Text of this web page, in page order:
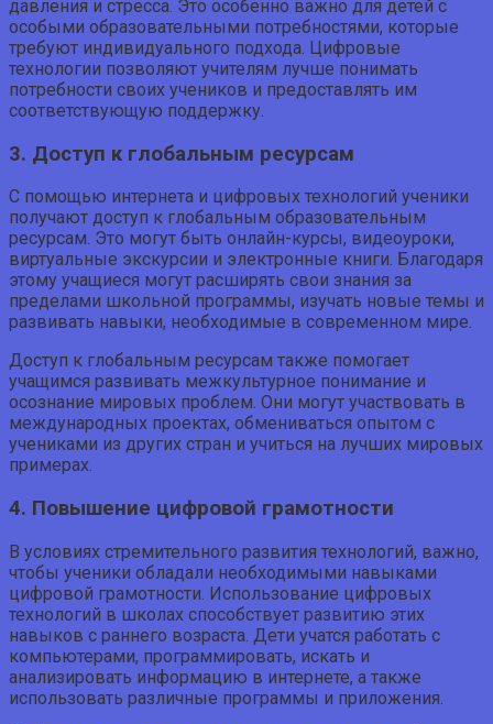
давления и стресса. Это особенно важно для детей с
особыми образовательными потребностями, которые
требуют индивидуального подхода. Цифровые
технологии позволяют учителям лучше понимать
потребности своих учеников и предоставлять им
соответствующую поддержку.
3. Доступ к глобальным ресурсам
С помощью интернета и цифровых технологий ученики
получают доступ к глобальным образовательным
ресурсам. Это могут быть онлайн-курсы, видеоуроки,
виртуальные экскурсии и электронные книги. Благодаря
этому учащиеся могут расширять свои знания за
пределами школьной программы, изучать новые темы и
развивать навыки, необходимые в современном мире.
Доступ к глобальным ресурсам также помогает
учащимся развивать межкультурное понимание и
осознание мировых проблем. Они могут участвовать в
международных проектах, обмениваться опытом с
учениками из других стран и учиться на лучших мировых
примерах.
4. Повышение цифровой грамотности
В условиях стремительного развития технологий, важно,
чтобы ученики обладали необходимыми навыками
цифровой грамотности. Использование цифровых
технологий в школах способствует развитию этих
навыков с раннего возраста. Дети учатся работать с
компьютерами, программировать, искать и
анализировать информацию в интернете, а также
использовать различные программы и приложения.